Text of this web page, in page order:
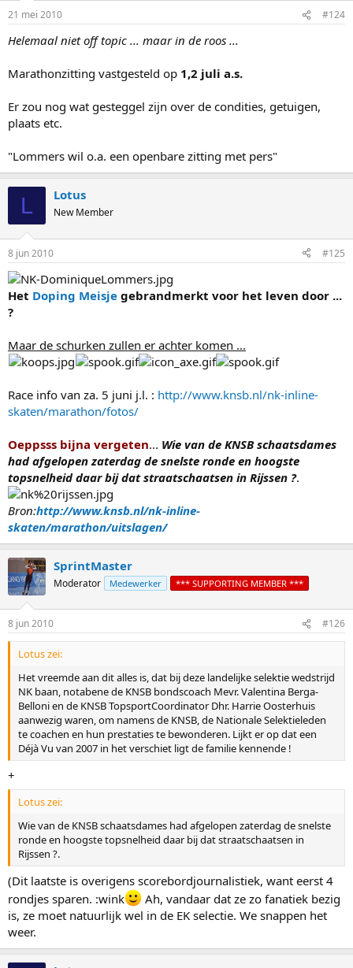
21 mei 2010 #124
Helemaal niet off topic ... maar in de roos ...
Marathonzitting vastgesteld op 1,2 juli a.s.
Er zou nog wat gesteggel zijn over de condities, getuigen,
plaats etc.
"Lommers wil o.a. een openbare zitting met pers"
L Lotus
New Member
8 jun 2010 #125
Het Doping Meisje gebrandmerkt voor het leven door ...
?
Maar de schurken zullen er achter komen ...
Race info van za. 5 juni j.l. : http://www.knsb.nl/nk-inline-
skaten/marathon/fotos/
Oeppsss bijna vergeten... Wie van de KNSB schaatsdames
had afgelopen zaterdag de snelste ronde en hoogste
topsnelheid daar bij dat straatschaatsen in Rijssen ?.
Bron:http://www.knsb.nl/nk-inline-
skaten/marathon/uitslagen/
SprintMaster
Moderator Medewerker *** SUPPORTING MEMBER ***
8 jun 2010 #126
Lotus zei:
Het vreemde aan dit alles is, dat bij deze landelijke selektie wedstrijd
NK baan, notabene de KNSB bondscoach Mevr. Valentina Berga-
Belloni en de KNSB TopsportCoordinator Dhr. Harrie Oosterhuis
aanwezig waren, om namens de KNSB, de Nationale Selektieleden
te coachen en hun prestaties te bewonderen. Lijkt er op dat een
Déjà Vu van 2007 in het verschiet ligt de familie kennende !
+
Lotus zei:
Wie van de KNSB schaatsdames had afgelopen zaterdag de snelste
ronde en hoogste topsnelheid daar bij dat straatschaatsen in
Rijssen ?.
(Dit laatste is overigens scorebordjournalistiek, want eerst 4
rondjes sparen. :wink
Ah, vandaar dat ze zo fanatiek bezig
is, ze moet natuurlijk wel in de EK selectie. We snappen het
weer.